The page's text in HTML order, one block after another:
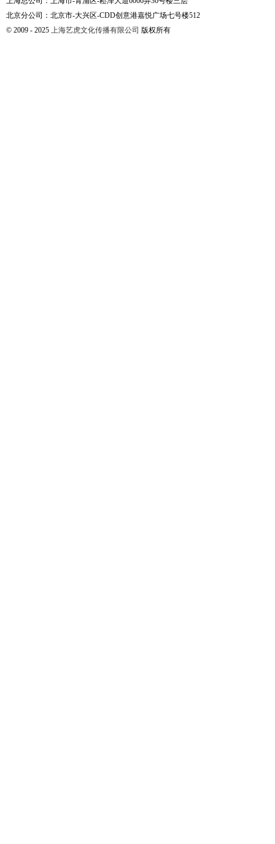
北京分公司：北京市-大兴区-CDD创意港嘉悦广场七号楼512
© 2009 - 2025 上海艺虎文化传播有限公司 版权所有